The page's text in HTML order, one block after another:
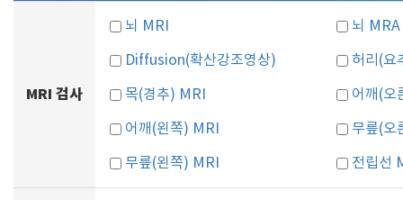
MRI 검사
뇌 MRI 뇌 MRA
Diffusion(확산강조영상) 허리(요
목(경추) MRI 어깨(오
어깨(왼쪽) MRI 무릎(오
무릎(왼쪽) MRI 전립선